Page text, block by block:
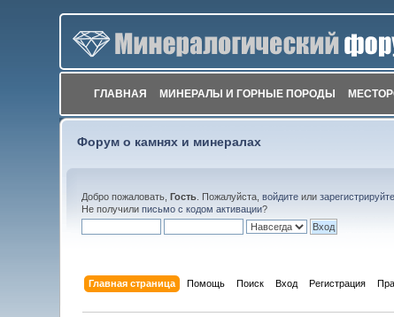
ГЛАВНАЯ МИНЕРАЛЫ И ГОРНЫЕ ПОРОДЫ
Форум о камнях и минералах
Добро пожаловать,Гость . Пожалуйста,войдите или
Не получилиписьмо с кодом активации?
Главная страница Помощь Поиск Вход Регистрация